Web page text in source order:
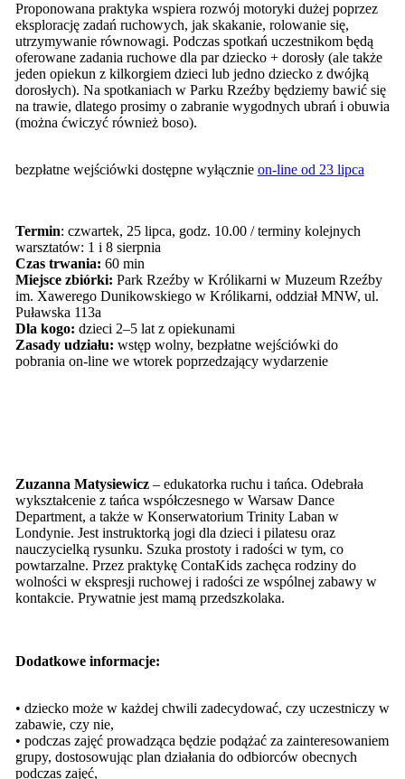
Proponowana praktyka wspiera rozwój motoryki dużej poprzez
eksplorację zadań ruchowych, jak skakanie, rolowanie się,
utrzymywanie równowagi. Podczas spotkań uczestnikom będą
oferowane zadania ruchowe dla par dziecko + dorosły (ale także
jeden opiekun z kilkorgiem dzieci lub jedno dziecko z dwójką
dorosłych). Na spotkaniach w Parku Rzeźby będziemy bawić się
na trawie, dlatego prosimy o zabranie wygodnych ubrań i obuwia
(można ćwiczyć również boso).
bezpłatne wejściówki dostępne wyłącznie on-line od 23 lipca
Termin: czwartek, 25 lipca, godz. 10.00 / terminy kolejnych
warsztatów: 1 i 8 sierpnia
Czas trwania: 60 min
Miejsce zbiórki: Park Rzeźby w Królikarni w Muzeum Rzeźby
im. Xawerego Dunikowskiego w Królikarni, oddział MNW, ul.
Puławska 113a
Dla kogo: dzieci 2–5 lat z opiekunami
Zasady udziału: wstęp wolny, bezpłatne wejściówki do
pobrania on-line we wtorek poprzedzający wydarzenie
Zuzanna Matysiewicz– edukatorka ruchu i tańca. Odebrała
wykształcenie z tańca współczesnego w Warsaw Dance
Department, a także w Konserwatorium Trinity Laban w
Londynie. Jest instruktorką jogi dla dzieci i pilatesu oraz
nauczycielką rysunku. Szuka prostoty i radości w tym, co
powtarzalne. Przez praktykę ContaKids zachęca rodziny do
wolności w ekspresji ruchowej i radości ze wspólnej zabawy w
kontakcie. Prywatnie jest mamą przedszkolaka.
Dodatkowe informacje:
• dziecko może w każdej chwili zadecydować, czy uczestniczy w
zabawie, czy nie,
• podczas zajęć prowadząca będzie podążać za zainteresowaniem
grupy, dostosowując plan działania do odbiorców obecnych
podczas zajęć,